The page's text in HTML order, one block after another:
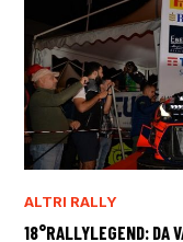
ALTRI RALLY
18°RALLYLEGEND: DA